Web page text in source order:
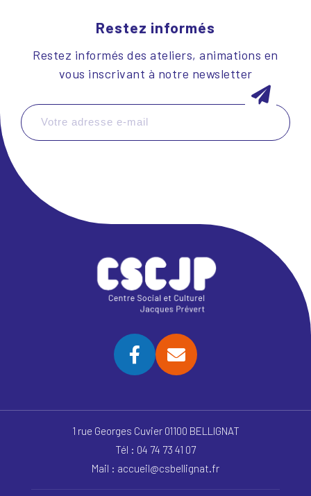
Restez informés
Restez informés des ateliers, animations en
vous inscrivant à notre newsletter
1 rue Georges Cuvier 01100 BELLIGNAT
Tél : 04 74 73 41 07
Mail : accueil@csbellignat.fr